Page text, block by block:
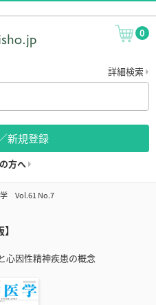
0
詳細検索
新規登録
方へ
Vol.61 No.7
因性精神疾患の概念